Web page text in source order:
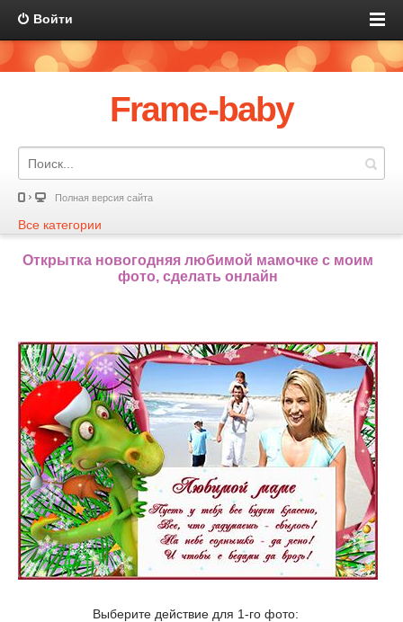
Войти
Frame-baby
Полная версия сайта
Все категории
Открытка новогодняя любимой мамочке с моим
фото, сделать онлайн
Выберите действие для 1-го фото: